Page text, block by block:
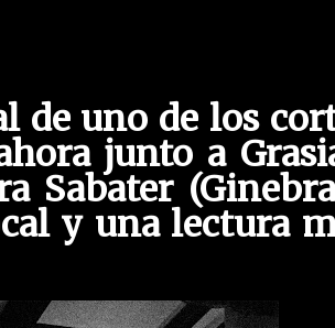
de uno de los
junto a
Sabater
y una lectura